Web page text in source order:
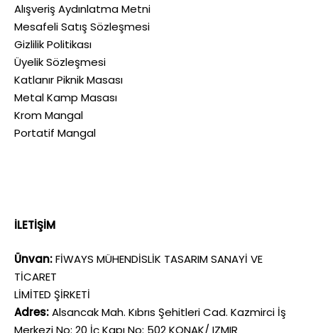
Alışveriş Aydınlatma Metni
Mesafeli Satış Sözleşmesi
Gizlilik Politikası
Üyelik Sözleşmesi
Katlanır Piknik Masası
Metal Kamp Masası
Krom Mangal
Portatif Mangal
İLETİŞİM
Ünvan:FİWAYS MÜHENDİSLİK TASARIM SANAYİ VE
TİCARET
LİMİTED ŞİRKETİ
Adres:Alsancak Mah. Kıbrıs Şehitleri Cad. Kazmirci İş
Merkezi No: 20 İç Kapı No: 502 KONAK/ IZMIR